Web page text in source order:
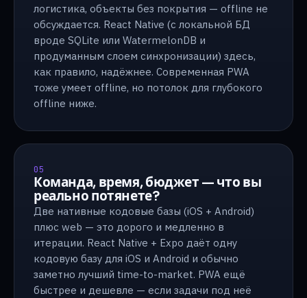
логистика, объекты без покрытия — offline не
обсуждается. React Native (с локальной БД
вроде SQLite или WatermelonDB и
продуманным слоем синхронизации) здесь,
как правило, надёжнее. Современная PWA
тоже умеет offline, но потолок для глубокого
offline ниже.
05
Команда, время, бюджет — что вы
реально потянете?
Две нативные кодовые базы (iOS + Android)
плюс web — это дорого и медленно в
итерации. React Native + Expo даёт одну
кодовую базу для iOS и Android и обычно
заметно лучший time-to-market. PWA ещё
быстрее и дешевле — если задачи под неё